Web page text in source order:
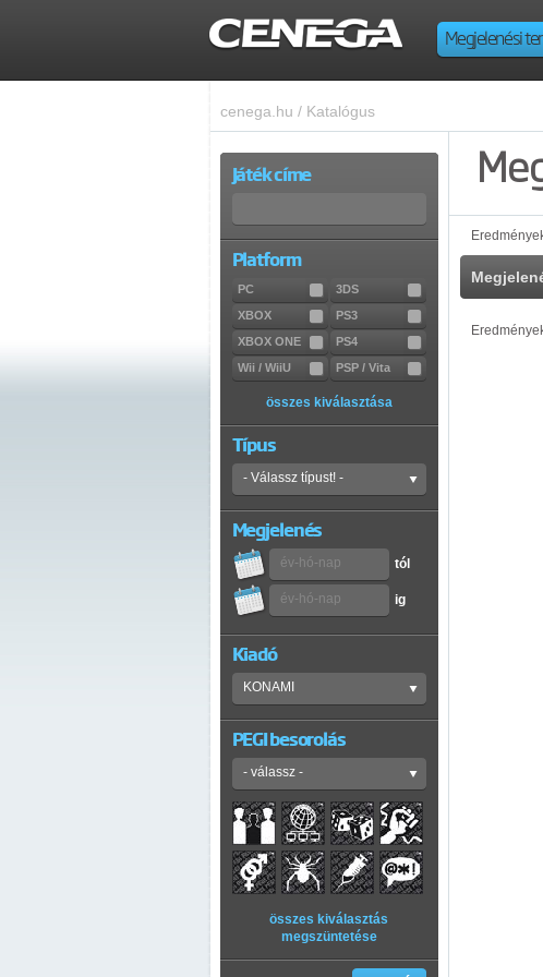
Megjelenési
cenega.hu / Katalógus
Játék címe
Platform
PC
3DS
XBOX
PS3
XBOX ONE
PS4
Wii / WiiU
PSP / Vita
összes kiválasztása
Típus
Megjelenés
tól
ig
Kiadó
PEGI besorolás
összes kiválasztás
megszüntetése